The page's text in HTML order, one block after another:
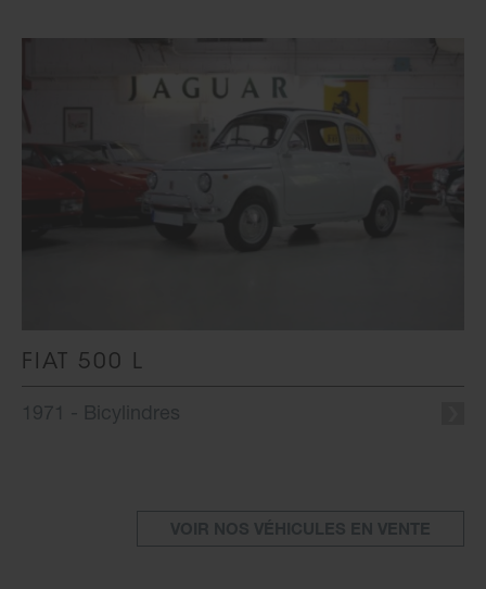
FIAT 500 L
1971 - Bicylindres